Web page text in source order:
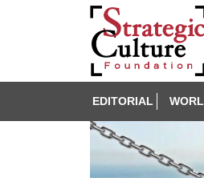
EDITORIAL